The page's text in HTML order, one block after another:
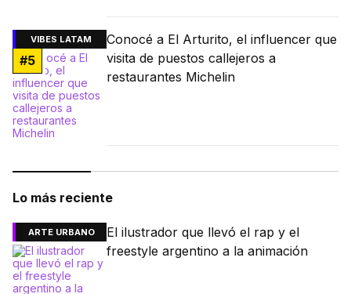
VIBES LATAM
#5
Conocé a El Arturito, el influencer que
visita de puestos callejeros a
restaurantes Michelin
Lo más reciente
ARTE URBANO
El ilustrador que llevó el rap y el
freestyle argentino a la animación